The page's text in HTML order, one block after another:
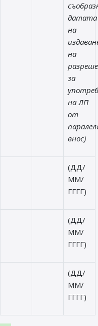
датата
на
на
за
на ЛП
от
внос)
(ДД/
ММ/
ГГГГ)
(ДД/
ММ/
ГГГГ)
(ДД/
ММ/
ГГГГ)